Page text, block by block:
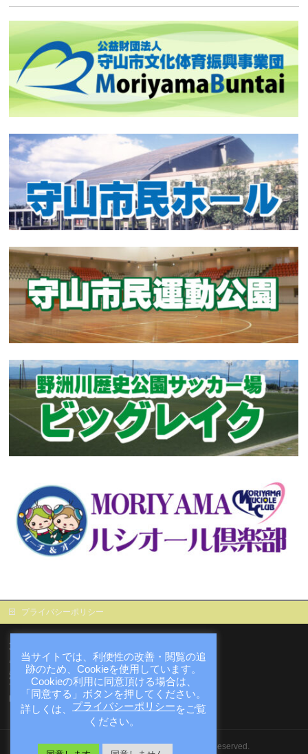
プライバシーポリシー
大庄屋諏訪家屋敷
〒524-0061
滋賀県守山市赤野井町171番地の1
TEL : 077-516-8160
FAX : 077-516-8316
Copyright ©大庄屋諏訪家屋敷All Rights Reserved.
当サイトでは、利便性の改善・閲覧の追
跡のため、Cookieを使用しています。
Cookieの利用に同意頂ける場合は、
「同意する」ボタンを押してください。
詳しくは、 プライバシーポリシーをご覧
ください。